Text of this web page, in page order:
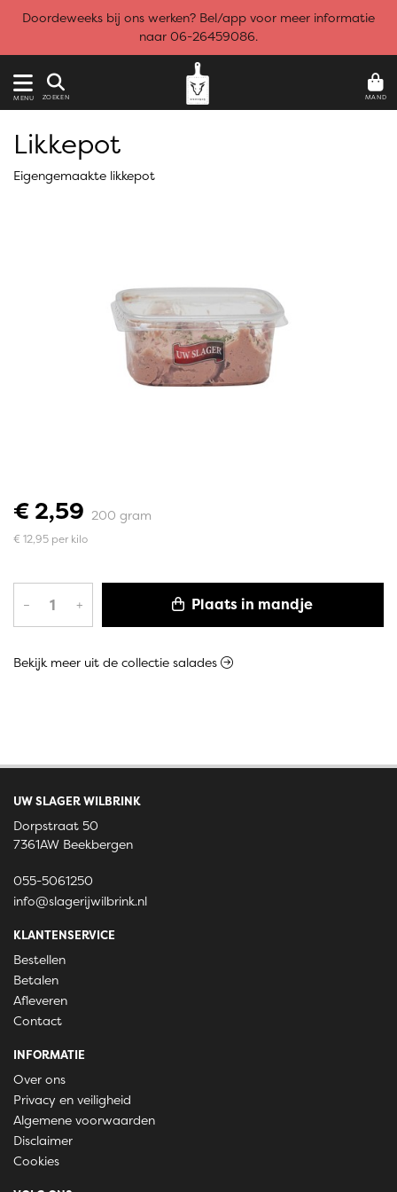
Doordeweeks bij ons werken? Bel/app voor meer informatie
naar 06-26459086.
MENU ZOEKEN MAND
Likkepot
Eigengemaakte likkepot
€ 2,59 200 gram
€ 12,95 per kilo
– + Plaats in mandje
Bekijk meer uit de collectie salades
UW SLAGER WILBRINK
Dorpstraat 50
7361AW Beekbergen
055-5061250
info@slagerijwilbrink.nl
KLANTENSERVICE
Bestellen
Betalen
Afleveren
Contact
INFORMATIE
Over ons
Privacy en veiligheid
Algemene voorwaarden
Disclaimer
Cookies